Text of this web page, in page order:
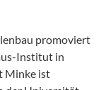
promoviert
Institut in
Minke ist